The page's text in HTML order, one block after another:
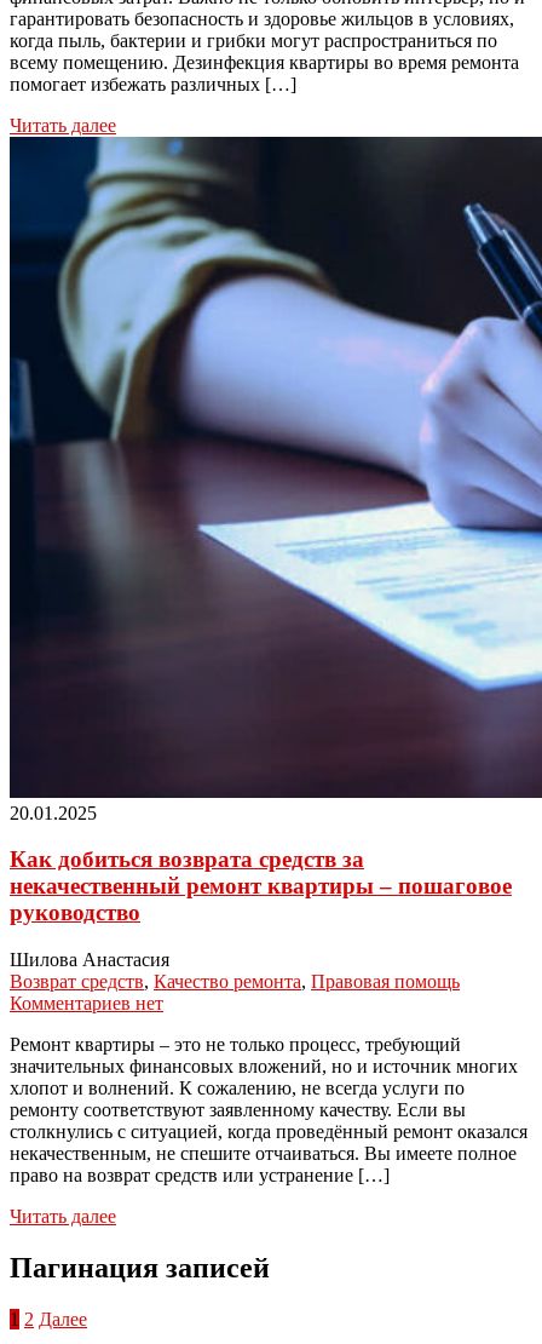
гарантировать безопасность и здоровье жильцов в условиях,
когда пыль, бактерии и грибки могут распространиться по
всему помещению. Дезинфекция квартиры во время ремонта
помогает избежать различных […]
Читать далее
20.01.2025
Как добиться возврата средств за
некачественный ремонт квартиры – пошаговое
руководство
Шилова Анастасия
Возврат средств, Качество ремонта, Правовая помощь
Комментариев нет
Ремонт квартиры – это не только процесс, требующий
значительных финансовых вложений, но и источник многих
хлопот и волнений. К сожалению, не всегда услуги по
ремонту соответствуют заявленному качеству. Если вы
столкнулись с ситуацией, когда проведённый ремонт оказался
некачественным, не спешите отчаиваться. Вы имеете полное
право на возврат средств или устранение […]
Читать далее
Пагинация записей
1 2 Далее